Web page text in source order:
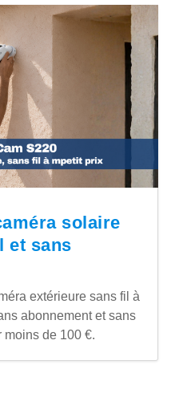
solaire
et sans
extérieure sans fil à
abonnement et sans
de 100 €.